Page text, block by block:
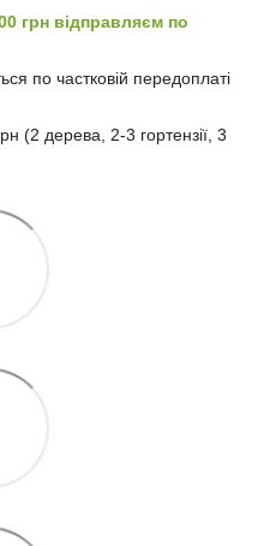
грн відправляєм по
по частковій передоплаті
(2 дерева, 2-3 гортензії, 3